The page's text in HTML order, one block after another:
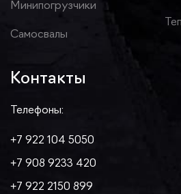
Минипогрузчики
Самосвалы
Контакты
Телефоны:
+7 922 104 5050
+7 908 9233 420
+7 922 2150 899